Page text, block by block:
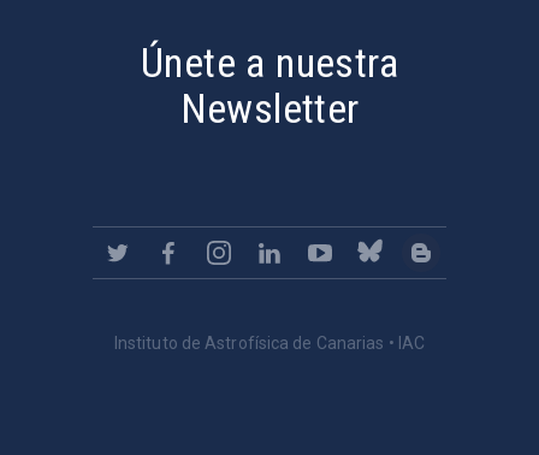
Únete a nuestra
Newsletter
Instituto de Astrofísica de Canarias • IAC